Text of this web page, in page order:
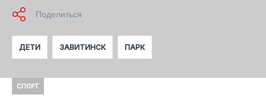
ДЕТИ ЗАВИТИНСК ПАРК
СПОРТ